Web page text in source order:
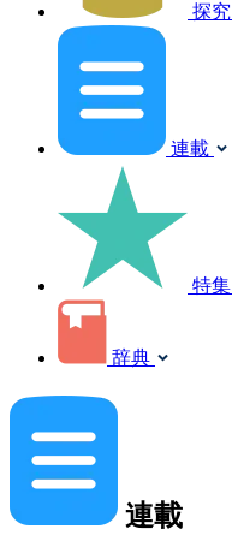
探究
連載
特集
辞典
連載